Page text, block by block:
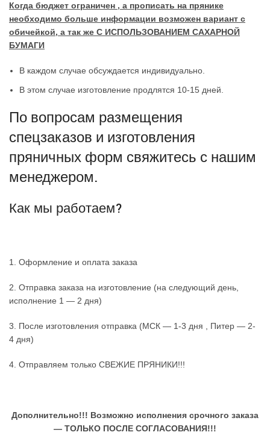
Когда бюджет ограничен , а прописать на прянике
необходимо больше информации возможен вариант с
обичейкой, а так же С ИСПОЛЬЗОВАНИЕМ САХАРНОЙ
БУМАГИ
В каждом случае обсуждается индивидуально.
В этом случае изготовление продлятся 10-15 дней.
По вопросам размещения
спецзаказов и изготовления
пряничных форм свяжитесь с нашим
менеджером.
Как мы работаем?
1. Оформление и оплата заказа
2. Отправка заказа на изготовление (на следующий день,
исполнение 1 — 2 дня)
3. После изготовления отправка (МСК — 1-3 дня , Питер — 2-
4 дня)
4. Отправляем только СВЕЖИЕ ПРЯНИКИ!!!
Дополнительно!!! Возможно исполнения срочного заказа
— ТОЛЬКО ПОСЛЕ СОГЛАСОВАНИЯ!!!